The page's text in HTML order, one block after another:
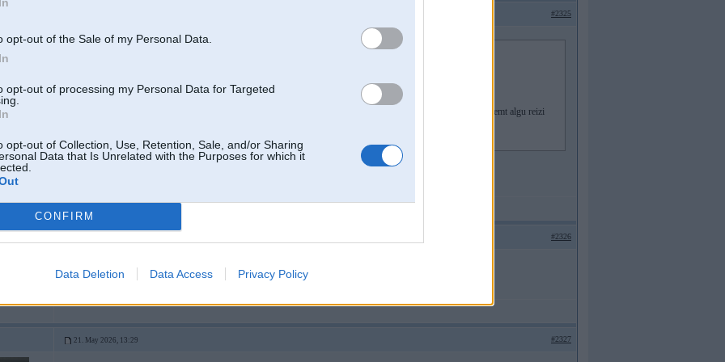
opt-out of the Sale of my Personal Data.
opt-out of processing my Personal Data for Targeted
opt-out of Collection, Use, Retention, Sale, and/or Sharing
Data that Is Unrelated with the Purposes for which it
CONFIRM
Data Deletion Data Access Privacy Policy
#2325
Nu lohs viņš ir - varēja mierīgi informēt mēru, ka piedalīsies attālināti sēdēs, paskairot iemeslu un turpināt saņemt algu reizi
no baltkrievijas nedrīkst attālināti,pirmās sēdes jau piedalījās,kamēr aizklapēja drošības dēļ
#2326
21. May 2026, 13:29 #2327